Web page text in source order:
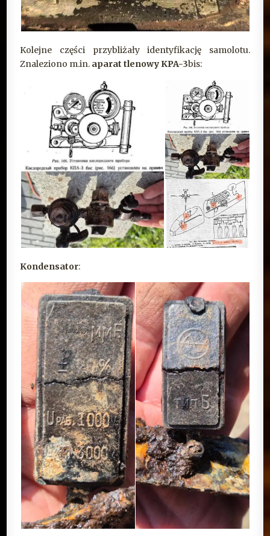
Kolejne części przybliżały identyfikację samolotu.
Znaleziono m.in. aparat tlenowy KPA-3bis:
Kondensator: